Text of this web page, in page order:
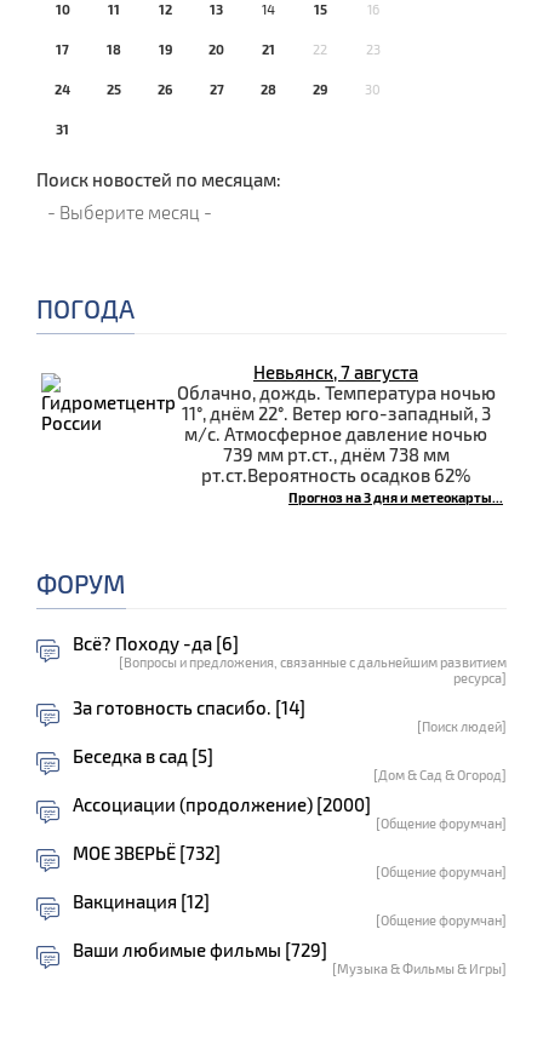
10 11 12 13 14 15 16
17 18 19 20 21 22 23
24 25 26 27 28 29 30
31
Поиск новостей по месяцам:
ПОГОДА
Невьянск, 7 августа
Облачно, дождь. Температура ночью
11°, днём 22°. Ветер юго-западный, 3
м/с. Атмосферное давление ночью
739 мм рт.ст., днём 738 мм
рт.ст.Вероятность осадков 62%
Прогноз на 3 дня и метеокарты...
ФОРУМ
Всё? Походу -да [6]
[Вопросы и предложения, связанные с дальнейшим развитием
ресурса]
За готовность спасибо. [14]
[Поиск людей]
Беседка в сад [5]
[Дом & Сад & Огород]
Ассоциации (продолжение) [2000]
[Общение форумчан]
МОЕ ЗВЕРЬЁ [732]
[Общение форумчан]
Вакцинация [12]
[Общение форумчан]
Ваши любимые фильмы [729]
[Музыка & Фильмы & Игры]